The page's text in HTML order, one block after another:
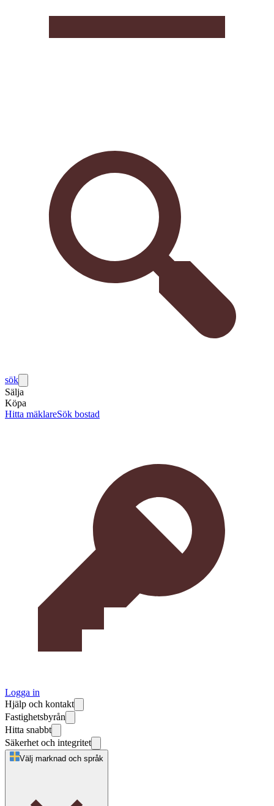
sök
Sälja
Köpa
Hitta mäklareSök bostad
Logga in
Hjälp och kontakt
Fastighetsbyrån
Hitta snabbt
Säkerhet och integritet
Välj marknad och språk